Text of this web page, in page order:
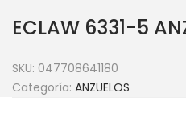
ECLAW 6331-5
SKU: 047708641180
Categoría: ANZUELOS